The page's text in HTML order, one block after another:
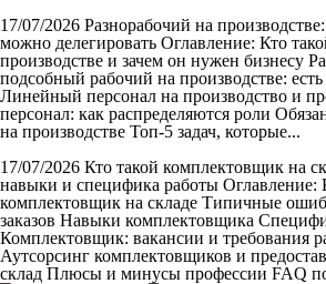
17/07/2026 Разнорабочий на
можно делегировать Оглавление: Кто
производстве и зачем он нужен бизнесу
подсобный рабочий на производстве:
Линейный персонал на производство и
персонал: как распределяются роли
на производстве Топ-5 задач, которые...
17/07/2026 Кто такой комплектовщик на
навыки и специфика работы Оглавление:
комплектовщик на складе Типичные
заказов Навыки комплектовщика
Комплектовщик: вакансии и требования
Аутсорсинг комплектовщиков и
склад Плюсы и минусы профессии FAQ